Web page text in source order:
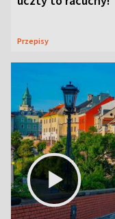
Przepisy